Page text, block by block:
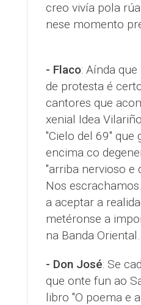
creo vivía pola
nese momento
- Flaco: Aínda
de protesta é
cantores que
xenial Idea
"Cielo del 69" que
encima co
"arriba nervioso e
Nos
a aceptar a
metéronse a
na Banda Oriental.
- Don José: Se
que onte fun ao
libro "O poema e